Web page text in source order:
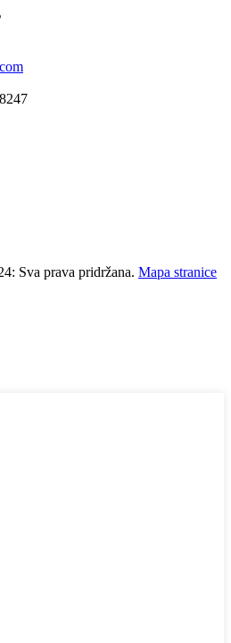
Sva prava pridržana. Mapa stranice